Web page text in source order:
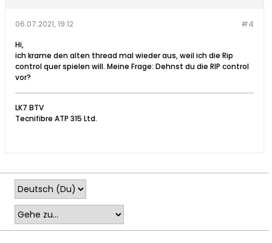
#4
06.07.2021, 19:12
Hi,
ich krame den alten thread mal wieder aus, weil ich die Rip
control quer spielen will. Meine Frage: Dehnst du die RIP control
vor?
LK7 BTV
Tecnifibre ATP 315 Ltd.